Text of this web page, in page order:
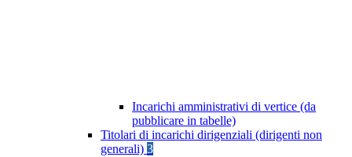
Incarichi amministrativi di vertice (da
pubblicare in tabelle)
Titolari di incarichi dirigenziali (dirigenti non
generali) 3